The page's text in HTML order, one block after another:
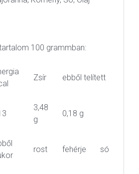
100 grammban:
Zsír ebből telített
3,48
g
0,18 g
rost fehérje só